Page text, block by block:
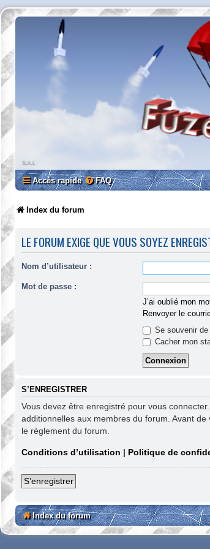
Accès rapide FAQ
Index du forum
LE FORUM EXIGE QUE VOUS SOYEZ
Nom d’utilisateur :
Mot de passe :
J’ai oublié mon
Renvoyer le
Se souvenir de
Cacher mon
S’ENREGISTRER
Vous devez être enregistré pour vous
additionnelles aux membres du forum. Avant
le règlement du forum.
Conditions d’utilisation | Politique de
S’enregistrer
Index du forum